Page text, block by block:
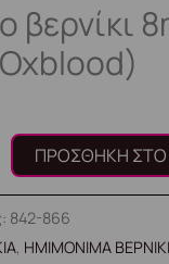
βερνίκι
ΠΡΟΣΘΉΚΗ ΣΤΟ
842-866
, ΗΜΙΜΟΝΙΜΑ